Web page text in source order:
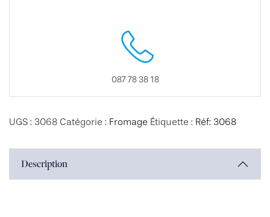
087 78 38 18
UGS : 3068 Catégorie : Fromage Étiquette : Réf: 3068
Description